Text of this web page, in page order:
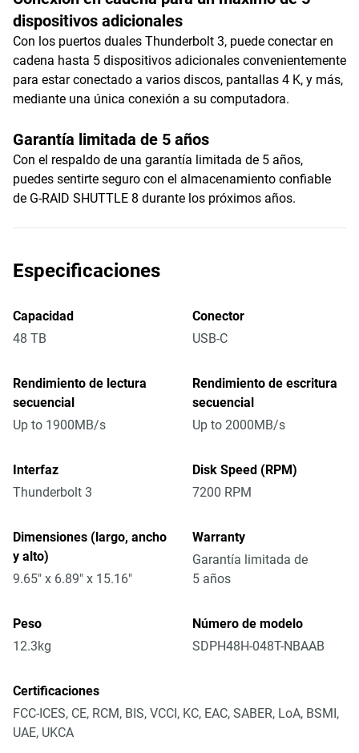
dispositivos adicionales
Con los puertos duales Thunderbolt 3, puede conectar en
cadena hasta 5 dispositivos adicionales convenientemente
para estar conectado a varios discos, pantallas 4 K, y más,
mediante una única conexión a su computadora.
Garantía limitada de 5 años
Con el respaldo de una garantía limitada de 5 años,
puedes sentirte seguro con el almacenamiento confiable
de G-RAID SHUTTLE 8 durante los próximos años.
Especificaciones
Capacidad
48 TB
Conector
USB-C
Rendimiento de lectura
secuencial
Up to 1900MB/s
Rendimiento de escritura
secuencial
Up to 2000MB/s
Interfaz
Thunderbolt 3
Disk Speed (RPM)
7200 RPM
Dimensiones (largo, ancho
y alto)
9.65" x 6.89" x 15.16"
Warranty
Garantía limitada de
5 años
Peso
12.3kg
Número de modelo
SDPH48H-048T-NBAAB
Certificaciones
FCC-ICES, CE, RCM, BIS, VCCI, KC, EAC, SABER, LoA, BSMI,
UAE, UKCA